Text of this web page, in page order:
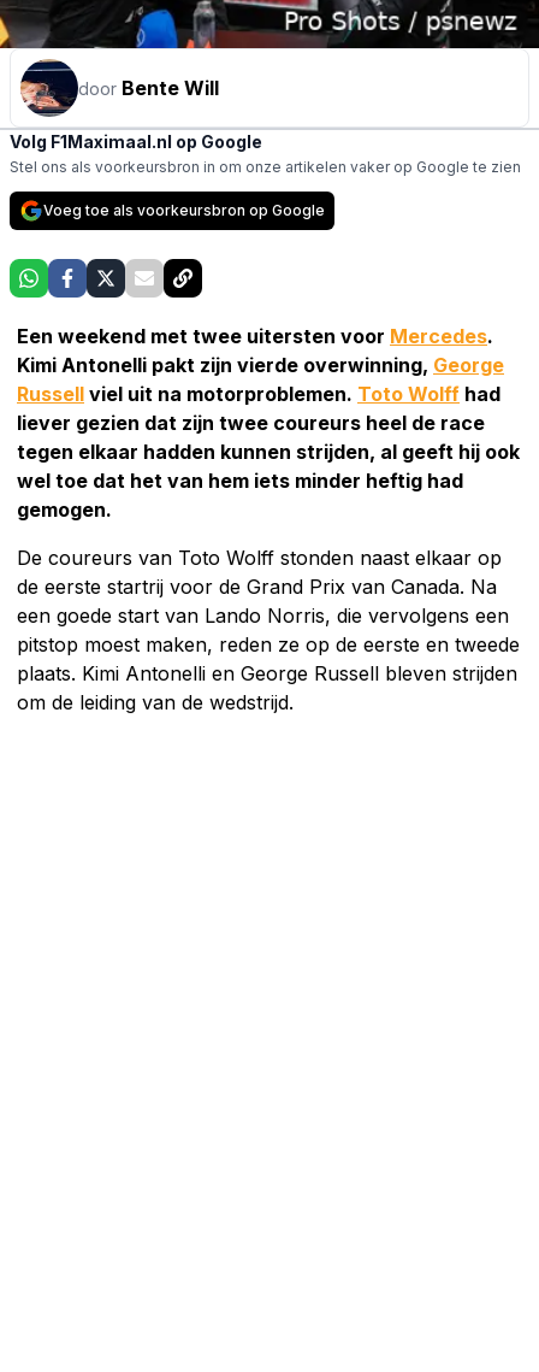
door Bente Will
Volg F1Maximaal.nl op Google
Stel ons als voorkeursbron in om onze artikelen vaker op Google te zien
Voeg toe als voorkeursbron op Google
Een weekend met twee uitersten voor Mercedes.
Kimi Antonelli pakt zijn vierde overwinning, George
Russell viel uit na motorproblemen. Toto Wolff had
liever gezien dat zijn twee coureurs heel de race
tegen elkaar hadden kunnen strijden, al geeft hij ook
wel toe dat het van hem iets minder heftig had
gemogen.
De coureurs van Toto Wolff stonden naast elkaar op
de eerste startrij voor de Grand Prix van Canada. Na
een goede start van Lando Norris, die vervolgens een
pitstop moest maken, reden ze op de eerste en tweede
plaats. Kimi Antonelli en George Russell bleven strijden
om de leiding van de wedstrijd.